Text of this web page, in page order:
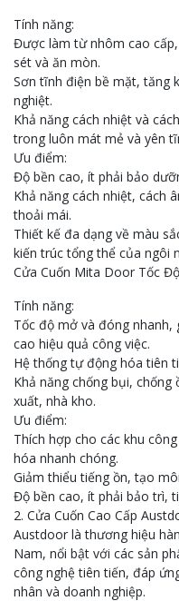
Tính năng:
Được làm từ nhôm cao
sét và ăn mòn.
Sơn tĩnh điện bề mặt, tăng
nghiệt.
Khả năng cách nhiệt và
trong luôn mát mẻ và yên
Ưu điểm:
Độ bền cao, ít phải bảo
Khả năng cách nhiệt, cách
thoải mái.
Thiết kế đa dạng về màu
kiến trúc tổng thể của ngôi
Cửa Cuốn Mita Door Tốc
Tính năng:
Tốc độ mở và đóng
cao hiệu quả công việc.
Hệ thống tự động hóa tiên
Khả năng chống bụi,
xuất, nhà kho.
Ưu điểm:
Thích hợp cho các khu
hóa nhanh chóng.
Giảm thiểu tiếng ồn, tạo
Độ bền cao, ít phải bảo trì,
2. Cửa Cuốn Cao Cấp
Austdoor là thương hiệu
Nam, nổi bật với các sản
công nghệ tiên tiến, đáp
nhân và doanh nghiệp.